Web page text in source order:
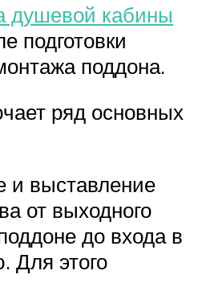
душевой кабины
подготовки
поддона.
ряд основных
и выставление
от выходного
до входа в
Для этого